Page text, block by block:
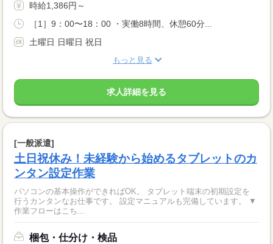
時給1,386円～
［1］9：00〜18：00 ・実働8時間、休憩60分...
土曜日 日曜日 祝日
もっと見る
求人詳細を見る
[一般派遣]
土日祝休み！未経験から始めるタブレットのカ
ンタン設定作業
パソコンの基本操作ができればOK。 タブレット端末の初期設定を
行うカンタンなお仕事です。 設定マニュアルも完備しています。 ▼
作業フローはこち...
梱包・仕分け・検品